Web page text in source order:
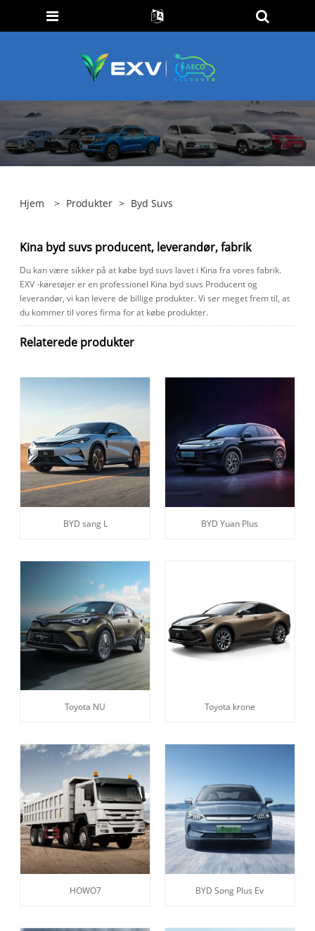
Hjem > Produkter > Byd Suvs
Kina byd suvs producent, leverandør, fabrik
Du kan være sikker på at købe byd suvs lavet i Kina fra vores fabrik.
EXV -køretøjer er en professionel Kina byd suvs Producent og
leverandør, vi kan levere de billige produkter. Vi ser meget frem til, at
du kommer til vores firma for at købe produkter.
Relaterede produkter
BYD sang L BYD Yuan Plus
Toyota NU Toyota krone
HOWO7 BYD Song Plus Ev